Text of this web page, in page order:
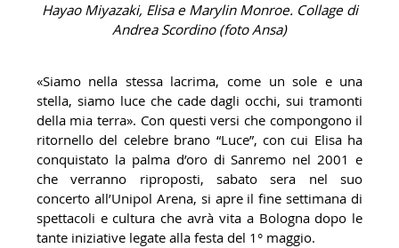
Hayao Miyazaki, Elisa e Marylin Monroe. Collage di
Andrea Scordino (foto Ansa)
«Siamo nella stessa lacrima, come un sole e una
stella, siamo luce che cade dagli occhi, sui tramonti
della mia terra». Con questi versi che compongono il
ritornello del celebre brano “Luce”, con cui Elisa ha
conquistato la palma d’oro di Sanremo nel 2001 e
che verranno riproposti, sabato sera nel suo
concerto all’Unipol Arena, si apre il fine settimana di
spettacoli e cultura che avrà vita a Bologna dopo le
tante iniziative legate alla festa del 1° maggio.